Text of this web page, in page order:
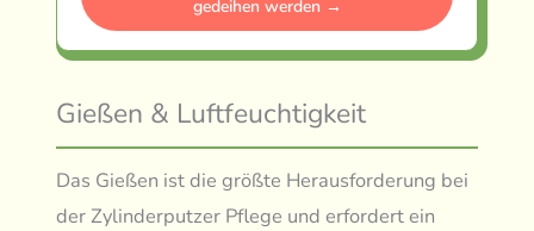
gedeihen werden →
Gießen & Luftfeuchtigkeit
Das Gießen ist die größte Herausforderung bei
der Zylinderputzer Pflege und erfordert ein